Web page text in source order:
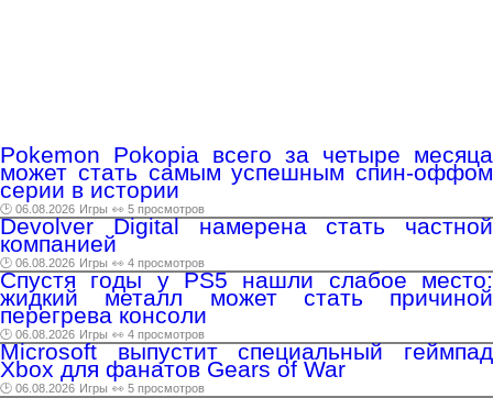
Pokemon Pokopia всего за четыре месяца
может стать самым успешным спин-оффом
серии в истории
🕑 06.08.2026 Игры 👀 5 просмотров
Devolver Digital намерена стать частной
компанией
🕑 06.08.2026 Игры 👀 4 просмотров
Спустя годы у PS5 нашли слабое место:
жидкий металл может стать причиной
перегрева консоли
🕑 06.08.2026 Игры 👀 4 просмотров
Microsoft выпустит специальный геймпад
Xbox для фанатов Gears of War
🕑 06.08.2026 Игры 👀 5 просмотров